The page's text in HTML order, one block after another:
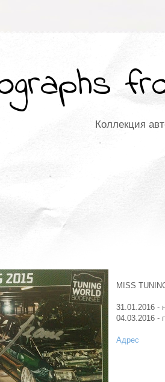
Коллекция
MISS
31.01.2016 -
04.03.2016 -
Адрес